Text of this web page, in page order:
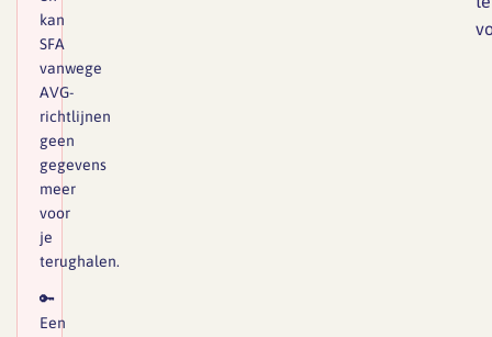
kan
SFA
vanwege
AVG-
richtlijnen
geen
gegevens
meer
voor
je
terughalen.
🔑
Een